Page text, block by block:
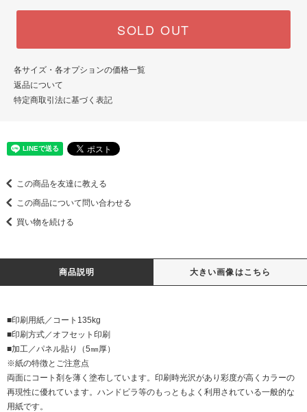
SOLD OUT
各サイズ・各オプションの価格一覧
返品について
特定商取引法に基づく表記
この商品を友達に教える
この商品について問い合わせる
買い物を続ける
商品説明 大きい画像はこちら
■印刷用紙／コート135kg
■印刷方式／オフセット印刷
■加工／パネル貼り（5㎜厚）
※紙の特徴とご注意点
両面にコート剤を薄く塗布しています。印刷時光沢があり彩度が高くカラーの
再現性に優れています。ハンドビラ等のもっともよく利用されている一般的な
用紙です。